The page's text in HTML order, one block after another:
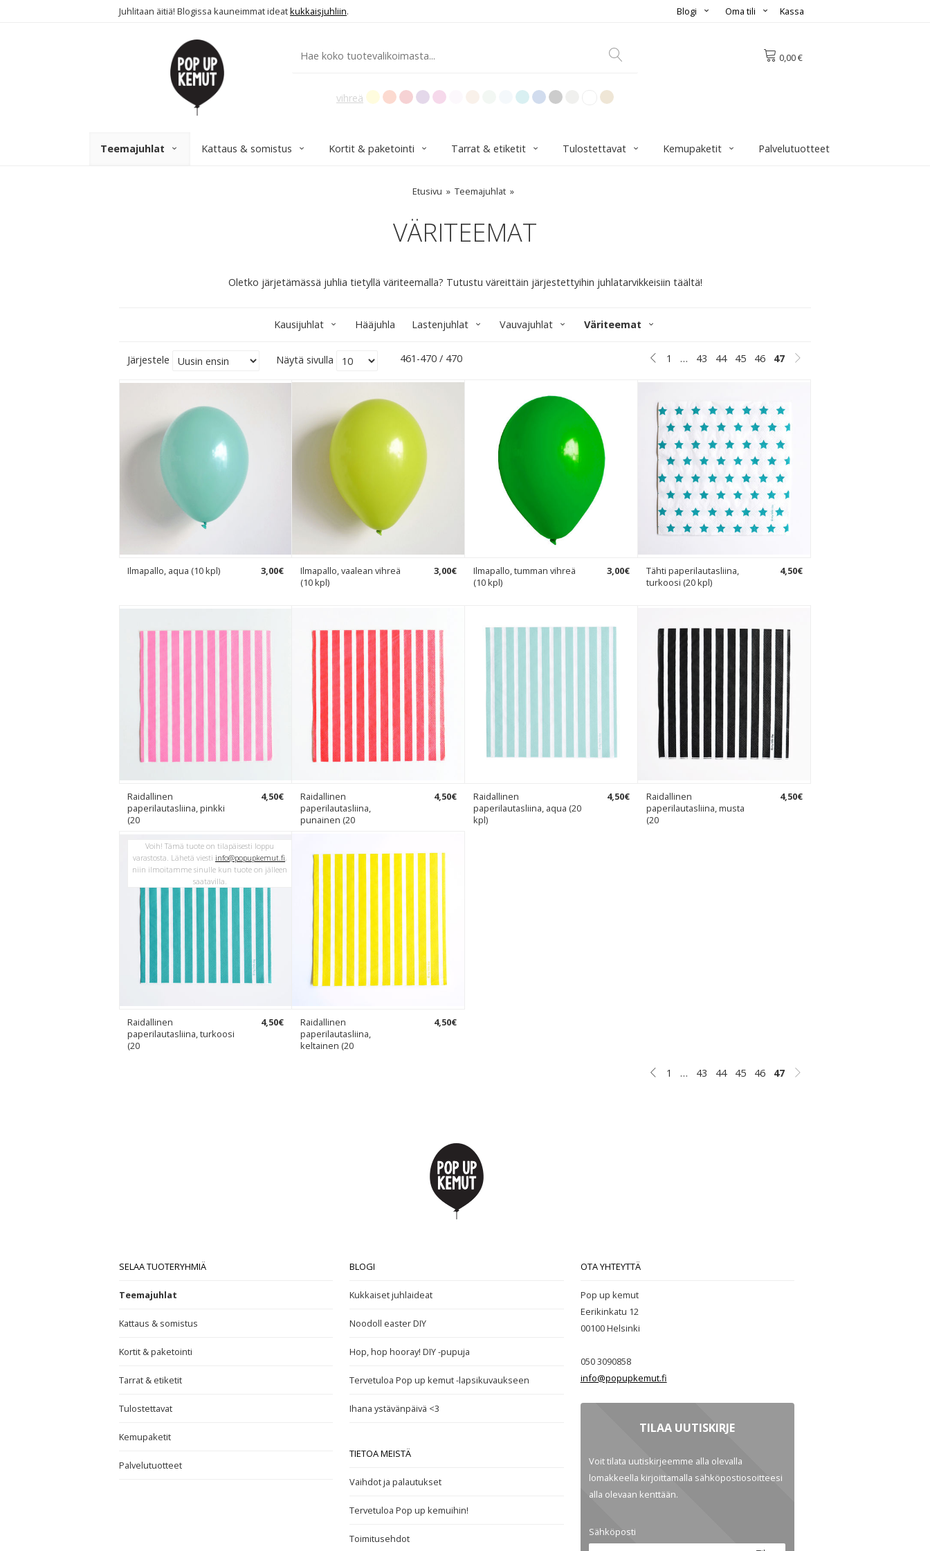
Juhlitaan äitiä! Blogissa kauneimmat ideatkukkaisjuhliin. Kassa
Oma tili
Blogi
0,00 €
vihreä
Teemajuhlat Kattaus & somistus Kortit & paketointi Tarrat & etiketit Tulostettavat Kemupaketit Palvelutuotteet
Etusivu Teemajuhlat
VÄRITEEMAT
Oletko järjetämässä juhlia tietyllä väriteemalla? Tutustu väreittäin järjestettyihin juhlatarvikkeisiin täältä!
Kausijuhlat Hääjuhla Lastenjuhlat Vauvajuhlat Väriteemat
Järjestele Näytä sivulla 461-470 / 470 1 … 43 44 45 46 47
Ilmapallo, aqua (10 kpl) 3,00€
Ilmapallo, vaalean vihreä
(10 kpl)
3,00€
Ilmapallo, tumman vihreä
(10 kpl)
3,00€
Tähti paperilautasliina,
turkoosi (20 kpl)
4,50€
Raidallinen
paperilautasliina, pinkki
(20
4,50€
Raidallinen
paperilautasliina,
punainen (20
4,50€
Raidallinen
paperilautasliina, aqua (20
kpl)
4,50€
Raidallinen
paperilautasliina, musta
(20
4,50€
Raidallinen
paperilautasliina, turkoosi
(20
4,50€
Voih! Tämä tuote on tilapäisesti loppu
varastosta. Lähetä viesti info@popupkemut.fi,
niin ilmoitamme sinulle kun tuote on jälleen
saatavilla.
Raidallinen
paperilautasliina,
keltainen (20
4,50€
1 … 43 44 45 46 47
SELAA TUOTERYHMIÄ
Teemajuhlat
Kattaus & somistus
Kortit & paketointi
Tarrat & etiketit
Tulostettavat
Kemupaketit
Palvelutuotteet
BLOGI
Kukkaiset juhlaideat
Noodoll easter DIY
Hop, hop hooray! DIY -pupuja
Tervetuloa Pop up kemut -lapsikuvaukseen
Ihana ystävänpäivä <3
TIETOA MEISTÄ
Vaihdot ja palautukset
Tervetuloa Pop up kemuihin!
Toimitusehdot
OTA YHTEYTTÄ
Pop up kemut
Eerikinkatu 12
00100Helsinki
050 3090858
info@popupkemut.fi
TILAA UUTISKIRJE
Voit tilata uutiskirjeemme alla olevalla
lomakkeella kirjoittamalla sähköpostiosoitteesi
alla olevaan kenttään.
Sähköposti